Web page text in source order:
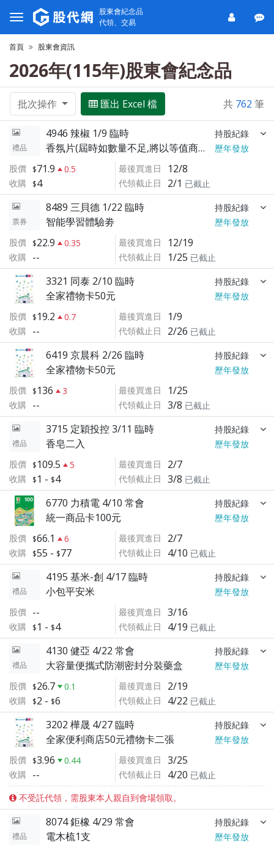
股東會紀念品
代領、交易
首頁 股東會資訊
2026年(115年)股東會紀念品
批次操作 匯出 Excel 檔 共 762 筆
禮品
4946 辣椒 1/9 臨時 持股紀錄
香氛片(屆時如數量不足,將以等值商品替代之)
歷年發放
股價
71.9
0.5
收購
4
最後買進日 12/8
代領截止日 2/1 已截止
票券
8489 三貝德 1/22 臨時 持股紀錄
智能學習體驗劵
歷年發放
股價
22.9
0.35
收購 --
最後買進日 12/19
代領截止日 1/25 已截止
3321 同泰 2/10 臨時 持股紀錄
全家禮物卡50元
歷年發放
股價
19.2
0.7
收購 --
最後買進日 1/9
代領截止日 2/26 已截止
6419 京晨科 2/26 臨時 持股紀錄
全家禮物卡50元
歷年發放
股價
136
3
收購 --
最後買進日 1/25
代領截止日 3/8 已截止
禮品
3715 定穎投控 3/11 臨時 持股紀錄
香皂二入
歷年發放
股價
109.5
5
收購
1 - 4
最後買進日 2/7
代領截止日 3/8 已截止
6770 力積電 4/10 常會 持股紀錄
統一商品卡100元
歷年發放
股價
66.1
6
收購
55 - 77
最後買進日 2/7
代領截止日 4/10 已截止
禮品
4195 基米-創 4/17 臨時 持股紀錄
小包平安米
歷年發放
股價
--
收購 1 - 4
最後買進日 3/16
代領截止日 4/19 已截止
禮品
4130 健亞 4/22 常會 持股紀錄
大容量便攜式防潮密封分裝藥盒
歷年發放
股價
26.7
0.1
收購
2 - 6
最後買進日 2/19
代領截止日 4/22 已截止
3202 樺晟 4/27 臨時 持股紀錄
全家便利商店50元禮物卡二張
歷年發放
股價
3.96
0.44
收購 --
最後買進日 3/25
代領截止日 4/20 已截止
不受託代領，需股東本人親自到會場領取。
禮品
8074 鉅橡 4/29 常會 持股紀錄
電木梳1支
歷年發放